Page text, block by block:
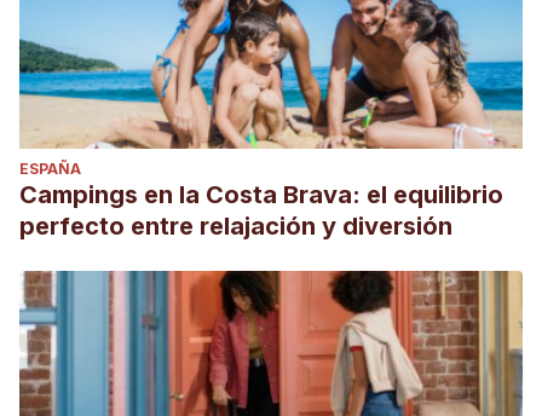
ESPAÑA
Campings en la Costa Brava: el equilibrio
perfecto entre relajación y diversión